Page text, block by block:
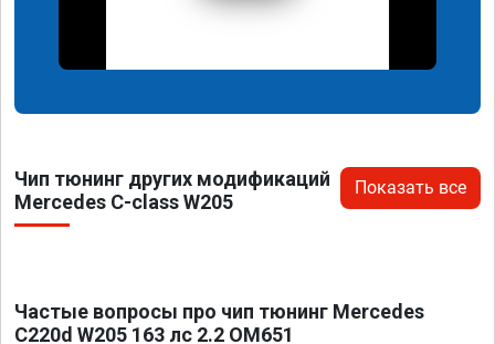
Чип тюнинг других модификаций
Mercedes C-class W205
Показать все
Частые вопросы про чип тюнинг Mercedes
C220d W205 163 лс 2.2 OM651